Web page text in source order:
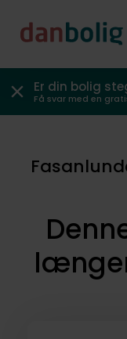
Er din bolig
Få svar med en